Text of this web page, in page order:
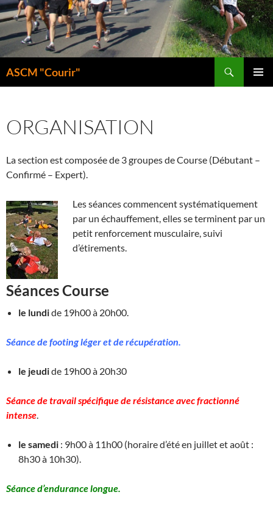
Aller
au
contenu
ASCM "Courir"
ORGANISATION
La section est composée de 3 groupes de Course (Débutant –
Confirmé – Expert).
Les séances commencent systématiquement
par un échauffement, elles se terminent par un
petit renforcement musculaire, suivi
d’étirements.
Séances Course
le lundide 19h00 à 20h00.
Séance de footing léger et de récupération.
le jeudide 19h00 à 20h30
Séance de travail spécifique de résistance avec fractionné
intense.
le samedi : 9h00 à 11h00 (horaire d’été en juillet et août :
8h30 à 10h30).
Séance d’endurance longue.